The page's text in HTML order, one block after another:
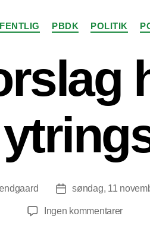
Kategorier
PBDK POLITIK
Indlægsdato
søndag, 11
Ingen kommentarertil